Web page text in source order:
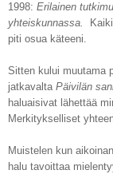
1998: Erilainen
yhteiskunnassa.
piti osua käteeni.
Sitten kului muutama
jatkavalta Päivilän
haluaisivat lähettää
Merkitykselliset
Muistelen kun
halu tavoittaa